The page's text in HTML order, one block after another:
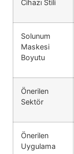
Cihazı Stili
Solunum
Maskesi
Boyutu
Önerilen
Sektör
Önerilen
Uygulama